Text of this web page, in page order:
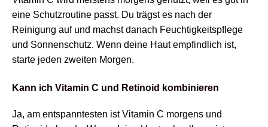
eine Schutzroutine passt. Du trägst es nach der
Reinigung auf und machst danach Feuchtigkeitspflege
und Sonnenschutz. Wenn deine Haut empfindlich ist,
starte jeden zweiten Morgen.
Kann ich Vitamin C und Retinoid kombinieren
Ja, am entspanntesten ist Vitamin C morgens und